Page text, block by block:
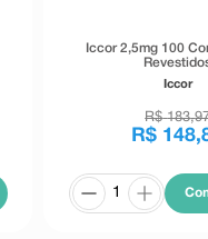
Iccor 2,5mg 100
Iccor
R$ 183,
R$ 148,